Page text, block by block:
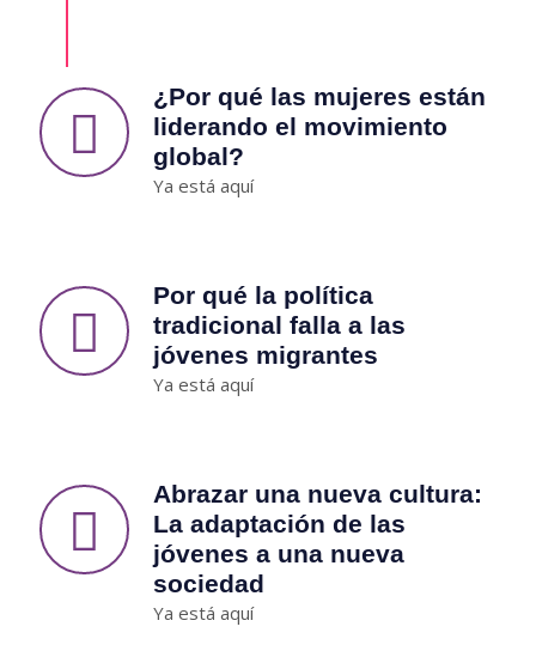
¿Por qué las mujeres están
liderando el movimiento
global?
Ya está aquí
Por qué la política
tradicional falla a las
jóvenes migrantes
Ya está aquí
Abrazar una nueva cultura:
La adaptación de las
jóvenes a una nueva
sociedad
Ya está aquí